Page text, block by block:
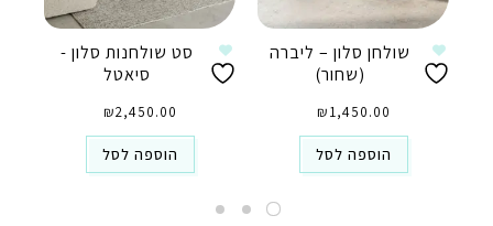
שולחן סלון – ליברה
(שחור)
₪1,450.00
הוספה לסל
סט שולחנות סלון -
סיאטל
₪2,450.00
הוספה לסל